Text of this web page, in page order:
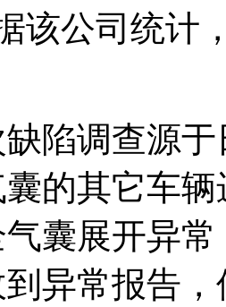
该公司统计
陷调查源
的其它车
囊展开异
异常报告